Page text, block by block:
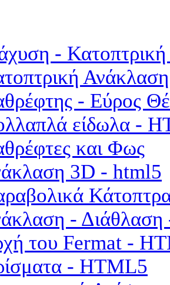
-
- Εύρος
είδωλα -
και Φως
3D - html5
-
του Fermat -
- HTML5